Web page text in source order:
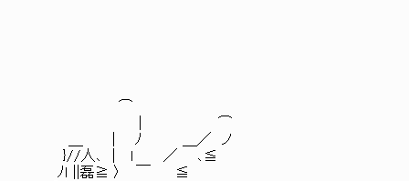
＿ | ﾉ ＿／ ノ
}//人､ | l ／ ､≦
ﾉｌ ||磊≧ 〉 ￣ ≦